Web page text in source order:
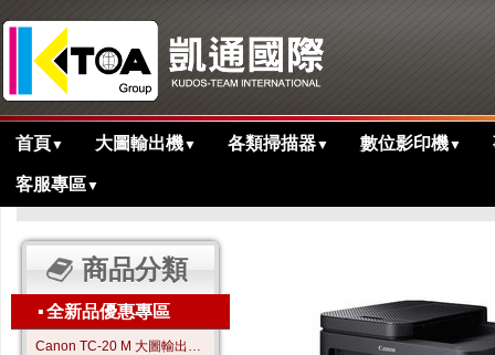
首頁▼ 大圖輸出機▼ 各類掃描器▼ 數位影印機▼
客服專區▼
主目錄
商品分類
▪全新品優惠專區
Canon TC-20 M 大圖輸出繪圖機